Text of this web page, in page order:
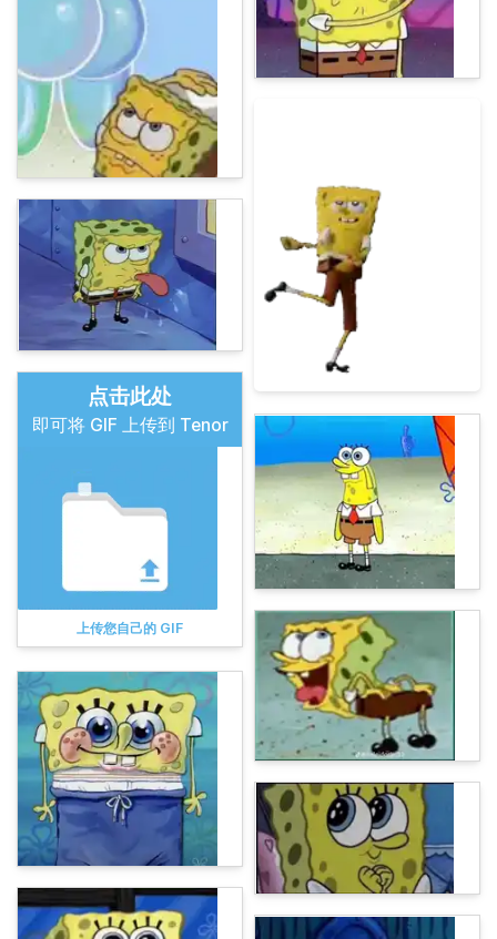
点击此处
即可将 GIF 上传到 Tenor
上传您自己的 GIF